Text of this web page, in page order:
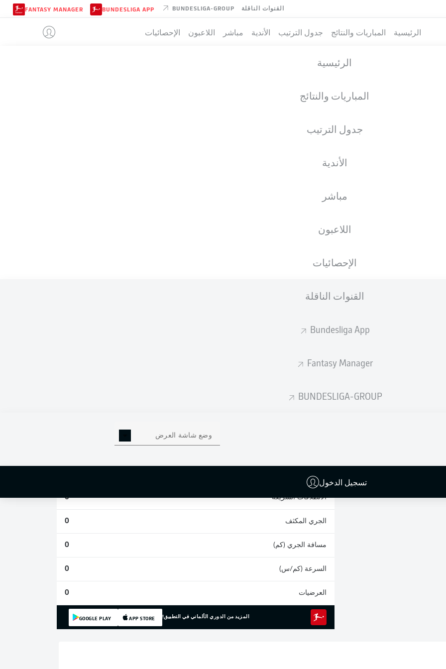
القنوات الناقلة BUNDESLIGA-GROUP
BUNDESLIGA APP
FANTASY MANAGER
الرئيسية المباريات والنتائج جدول الترتيب الأندية مباشر اللاعبون الإحصائيات
الرئيسية
المباريات والنتائج
جدول الترتيب
الأندية
مباشر
اللاعبون
الإحصائيات
القنوات الناقلة
Bundesliga App
Fantasy Manager
BUNDESLIGA-GROUP
وضع شاشة العرض
تسجيل الدخول
06.09.1996
إحصائيات موسم 2018/2019
الانطلاقات السريعة 0
الجري المكثف 0
مسافة الجري (كم) 0
السرعة (كم/س) 0
العرضيات 0
المزيد من الدوري الألماني في التطبيق! APP STORE
GOOGLE PLAY